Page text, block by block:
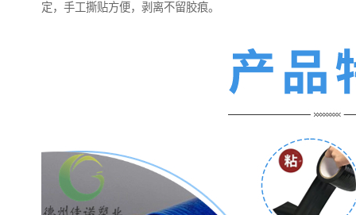
定，手工撕贴方便，剥离不留胶痕。